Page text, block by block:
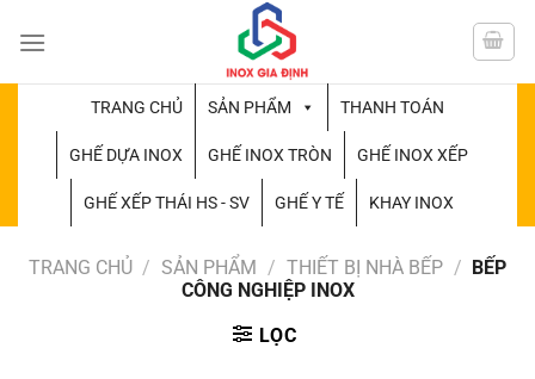
đến
TRANG CHỦ SẢN PHẨM THANH TOÁN
GHẾ DỰA INOX GHẾ INOX TRÒN GHẾ INOX XẾP
GHẾ XẾP THÁI HS - SV GHẾ Y TẾ KHAY INOX
TRANG CHỦ / SẢN PHẨM / THIẾT BỊ NHÀ BẾP / BẾP
CÔNG NGHIỆP INOX
LỌC